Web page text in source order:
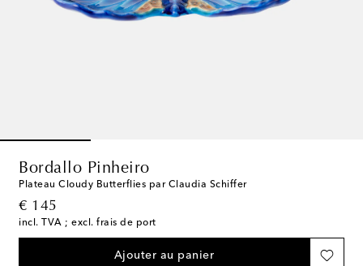
Bordallo Pinheiro
Plateau Cloudy Butterflies par Claudia Schiffer
€ 145
original price
incl. TVA ; excl. frais de port
Ajouter au panier